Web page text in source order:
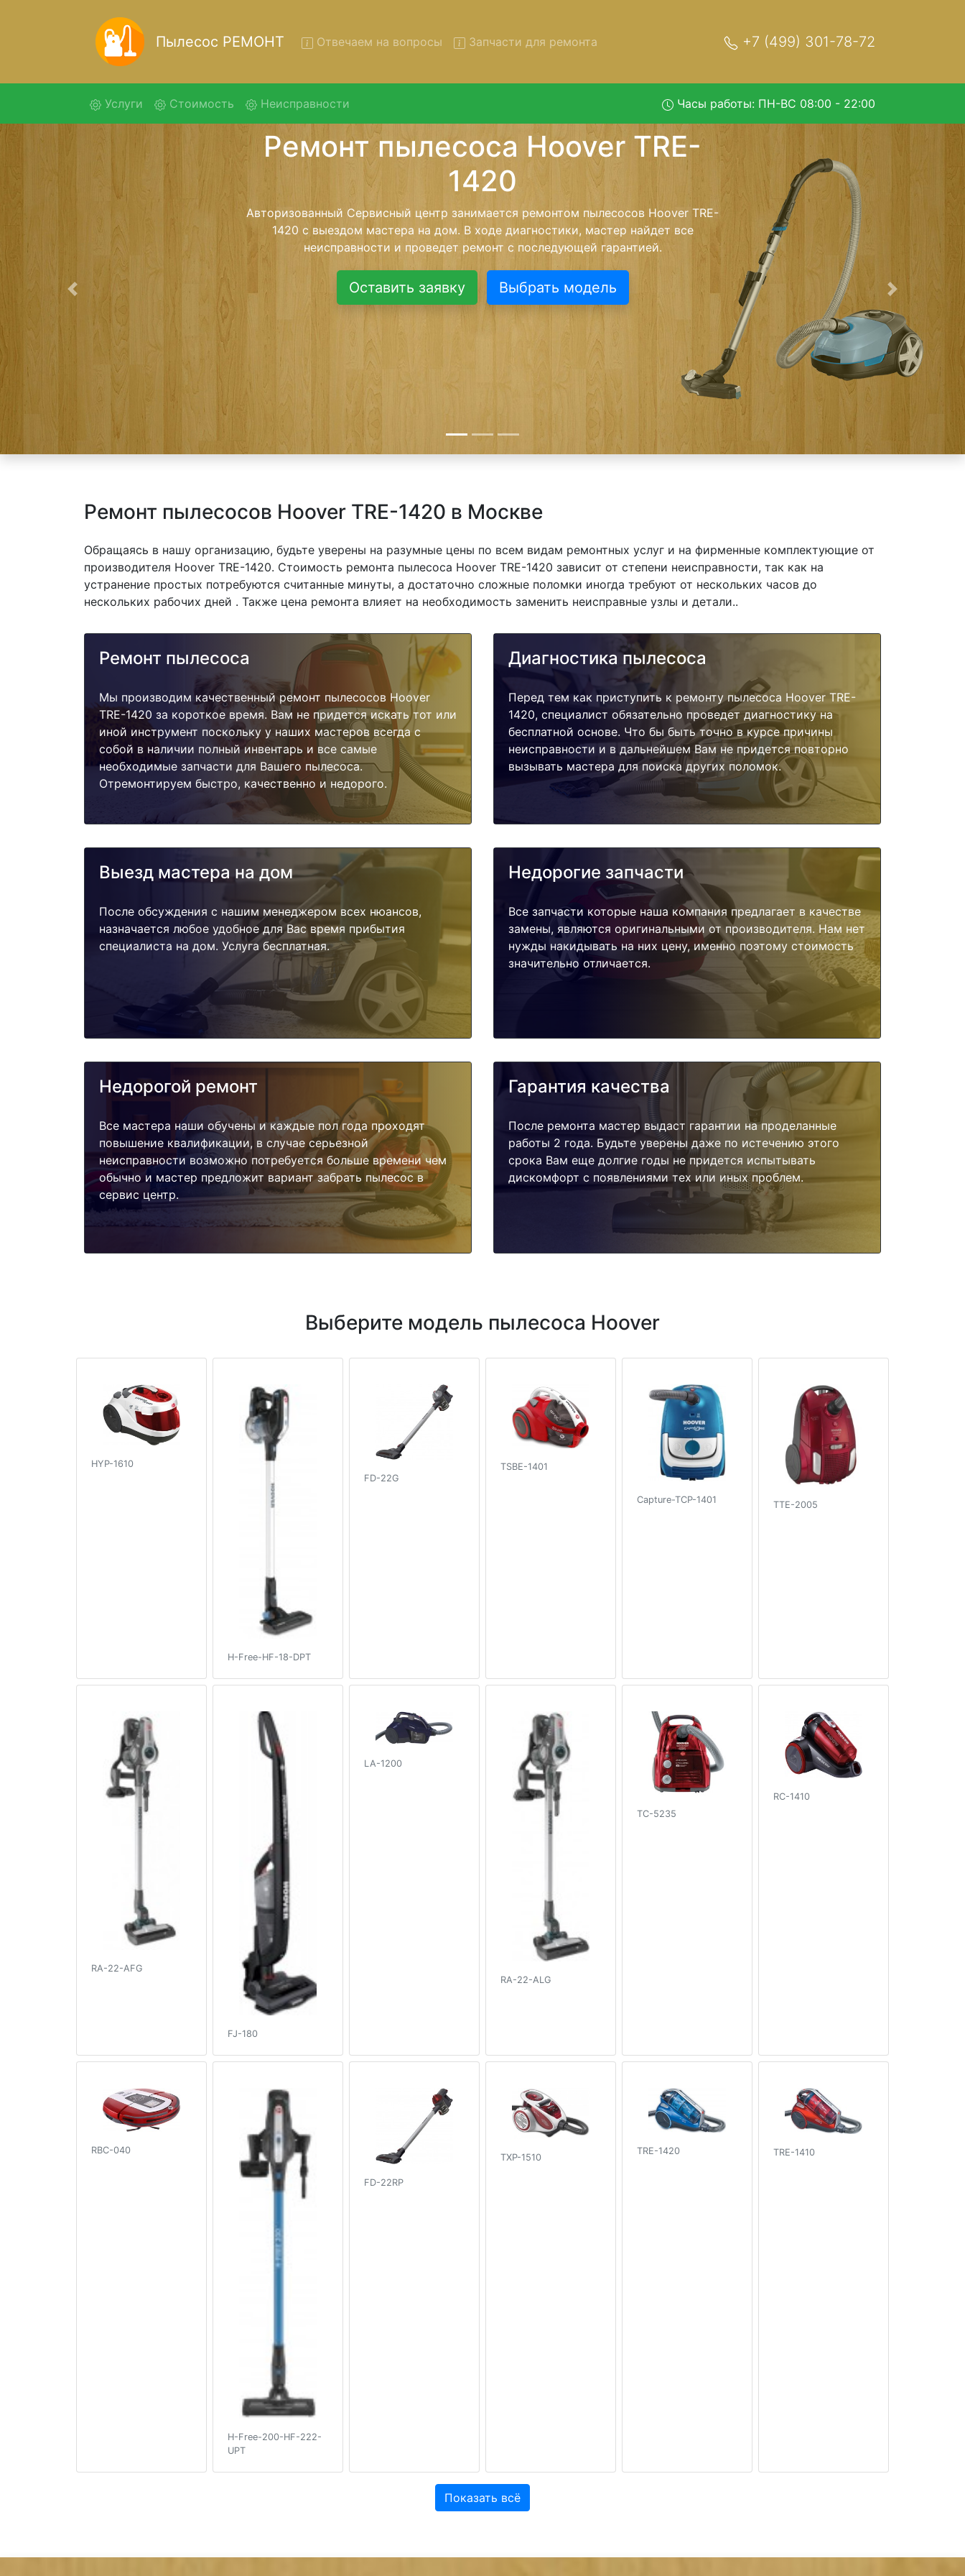
Пылесос РЕМОНТ Отвечаем на вопросы Запчасти для ремонта +7 (499) 301-78-72
Услуги (current)Стоимость Неисправности Часы работы: ПН-ВС 08:00 - 22:00
Ремонт пылесосов Hoover TRE-1420 с
вывозом в сервис
Ремонт пылесосов Hoover TRE-1420 с вывозом в сервисный центр и обратно - с
помощью нашей бесплатной услуги, специалист заберет Ваш пылесос для
дальнейшего более детального ремонта. Оговоренная стоимость ремонта
останется неизменно при возвращении видеотехники обратно.
Оставить заявку Выбрать модель
Предыдущая Следующая
Ремонт пылесосов Hoover TRE-1420 в Москве
Обращаясь в нашу организацию, будьте уверены на разумные цены по всем видам ремонтных услуг и на фирменные комплектующие от
производителя Hoover TRE-1420. Стоимость ремонта пылесоса Hoover TRE-1420 зависит от степени неисправности, так как на
устранение простых потребуются считанные минуты, а достаточно сложные поломки иногда требуют от нескольких часов до
нескольких рабочих дней . Также цена ремонта влияет на необходимость заменить неисправные узлы и детали..
Ремонт пылесоса
Мы производим качественный ремонт пылесосов Hoover
TRE-1420 за короткое время. Вам не придется искать тот или
иной инструмент поскольку у наших мастеров всегда с
собой в наличии полный инвентарь и все самые
необходимые запчасти для Вашего пылесоса.
Отремонтируем быстро, качественно и недорого.
Диагностика пылесоса
Перед тем как приступить к ремонту пылесоса Hoover TRE-
1420, специалист обязательно проведет диагностику на
бесплатной основе. Что бы быть точно в курсе причины
неисправности и в дальнейшем Вам не придется повторно
вызывать мастера для поиска других поломок.
Выезд мастера на дом
После обсуждения с нашим менеджером всех нюансов,
назначается любое удобное для Вас время прибытия
специалиста на дом. Услуга бесплатная.
Недорогие запчасти
Все запчасти которые наша компания предлагает в качестве
замены, являются оригинальными от производителя. Нам нет
нужды накидывать на них цену, именно поэтому стоимость
значительно отличается.
Недорогой ремонт
Все мастера наши обучены и каждые пол года проходят
повышение квалификации, в случае серьезной
неисправности возможно потребуется больше времени чем
обычно и мастер предложит вариант забрать пылесос в
сервис центр.
Гарантия качества
После ремонта мастер выдаст гарантии на проделанные
работы 2 года. Будьте уверены даже по истечению этого
срока Вам еще долгие годы не придется испытывать
дискомфорт с появлениями тех или иных проблем.
Выберите модель пылесоса Hoover
HYP-1610
H-Free-HF-18-DPT
FD-22G
TSBE-1401
Capture-TCP-1401 TTE-2005
RA-22-AFG
FJ-180
LA-1200
RA-22-ALG
TC-5235
RC-1410
RBC-040
H-Free-200-HF-222-
UPT
FD-22RP
TXP-1510
TRE-1420 TRE-1410
Показать всё